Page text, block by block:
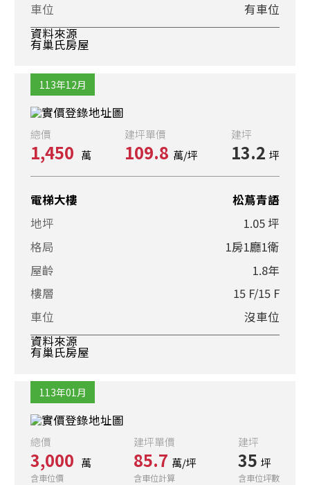
車位
有車位
資料來源
有巢氏房屋
113年12月
總價
1,450 萬
建坪單價
109.8 萬/坪
建坪
13.2 坪
電梯大樓
松蔦青語
地坪
1.05 坪
格局
1房1廳1衛
屋齡
1.8年
樓層
15 F/15 F
車位
沒車位
資料來源
有巢氏房屋
113年01月
總價
3,000 萬
含車位價
建坪單價
85.7 萬/坪
含車位計算
建坪
35 坪
含車位坪數